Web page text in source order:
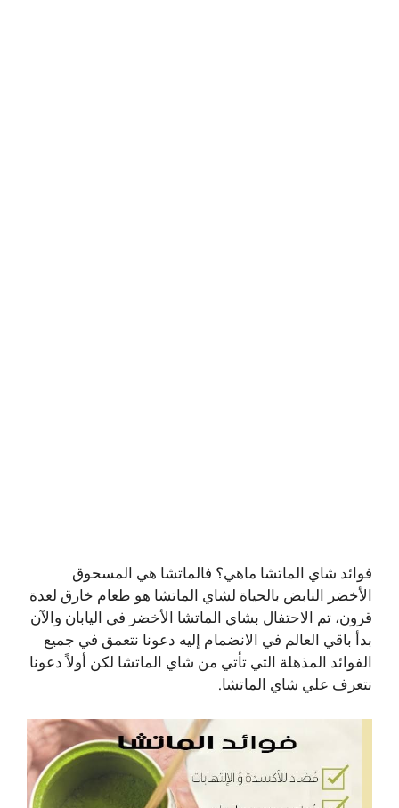
فوائد شاي الماتشا ماهي؟ فالماتشا هي المسحوق
الأخضر النابض بالحياة لشاي الماتشا هو طعام خارق لعدة
قرون، تم الاحتفال بشاي الماتشا الأخضر في اليابان والآن
بدأ باقي العالم في الانضمام إليه دعونا نتعمق في جميع
الفوائد المذهلة التي تأتي من شاي الماتشا لكن أولاً دعونا
نتعرف علي شاي الماتشا.